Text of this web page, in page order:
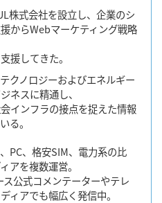
株式会社を設立し、企業のシ
からWebマーケティング戦略
援してきた。
クノロジーおよびエネルギー
ネスに精通し、
インフラの接点を捉えた情報
る。
PC、格安SIM、電力系の比
アを複数運営。
公式コメンテーターやテレ
ィアでも幅広く発信中。